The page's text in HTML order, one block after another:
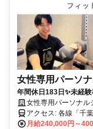
女性専用パーソ
年間休日183日✨未経
も、あなたの成長も、
女性専用パーソナル
パーボディ)アクセス: 各線
月給240,000円～